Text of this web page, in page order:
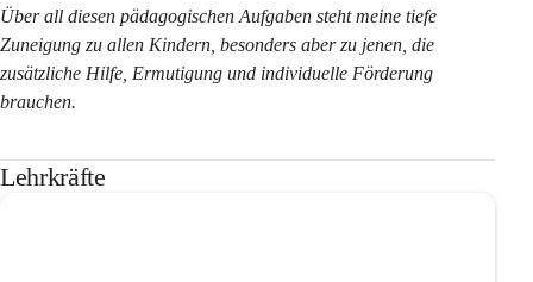
Über all diesen pädagogischen Aufgaben steht meine tiefe
Zuneigung zu allen Kindern, besonders aber zu jenen, die
zusätzliche Hilfe, Ermutigung und individuelle Förderung
brauchen.
Lehrkräfte